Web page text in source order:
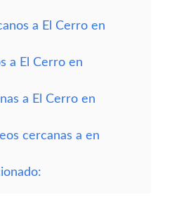
a El Cerro en
a El Cerro en
a El Cerro en
cercanas a en